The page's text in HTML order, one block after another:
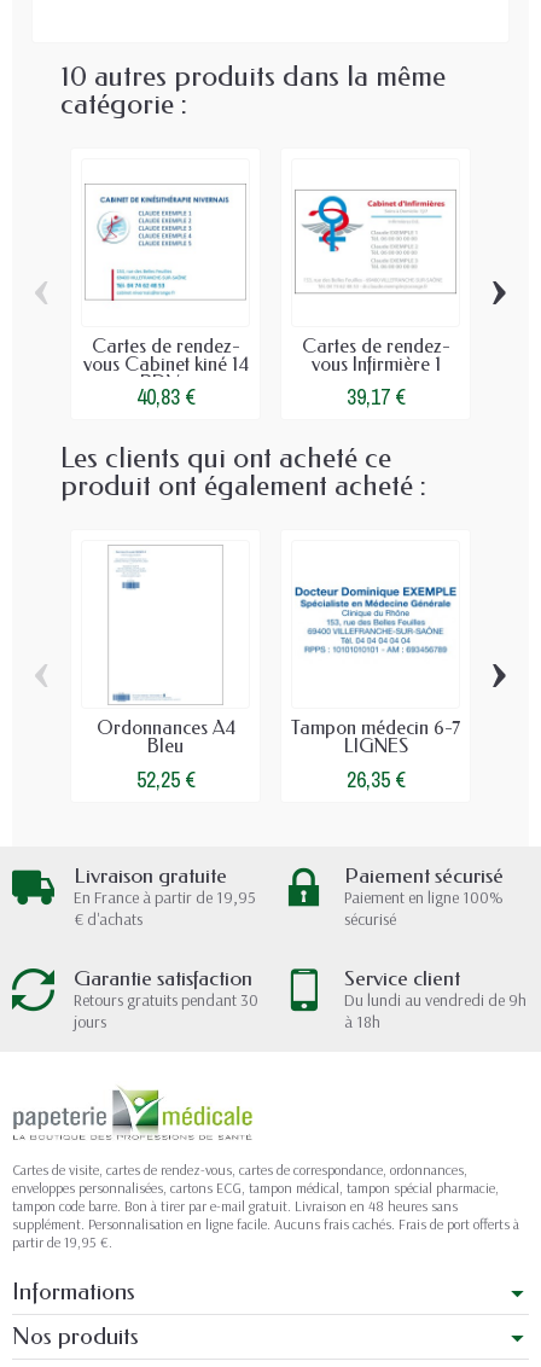
10 autres produits dans la même
catégorie :
Cartes de rendez-
vous Cabinet kiné 14
RDV...
40,83 €
Cartes de rendez-
vous Infirmière 1
39,17 €
‹ ›
Les clients qui ont acheté ce
produit ont également acheté :
Ordonnances A4
Bleu
52,25 €
Tampon médecin 6-7
LIGNES
26,35 €
‹ ›
Livraison gratuite
En France à partir de 19,95
€ d'achats
Paiement sécurisé
Paiement en ligne 100%
sécurisé
Garantie satisfaction
Retours gratuits pendant 30
jours
Service client
Du lundi au vendredi de 9h
à 18h
Cartes de visite, cartes de rendez-vous, cartes de correspondance, ordonnances,
enveloppes personnalisées, cartons ECG, tampon médical, tampon spécial pharmacie,
tampon code barre. Bon à tirer par e-mail gratuit. Livraison en 48 heures sans
supplément. Personnalisation en ligne facile. Aucuns frais cachés. Frais de port offerts à
partir de 19,95 €.
Informations
Nos produits